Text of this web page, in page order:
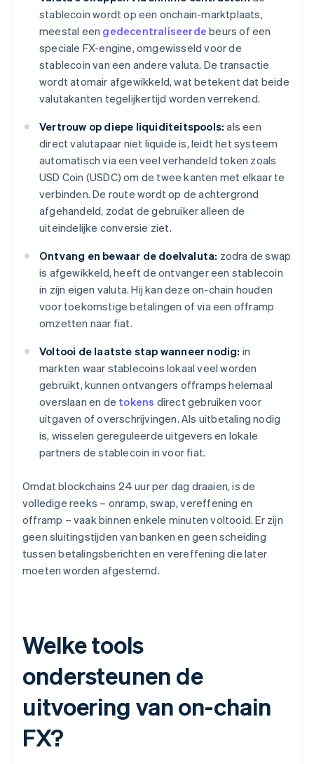
stablecoin wordt op een onchain-marktplaats,
meestal een gedecentraliseerde beurs of een
speciale FX-engine, omgewisseld voor de
stablecoin van een andere valuta. De transactie
wordt atomair afgewikkeld, wat betekent dat beide
valutakanten tegelijkertijd worden verrekend.
Vertrouw op diepe liquiditeitspools: als een
direct valutapaar niet liquide is, leidt het systeem
automatisch via een veel verhandeld token zoals
USD Coin (USDC) om de twee kanten met elkaar te
verbinden. De route wordt op de achtergrond
afgehandeld, zodat de gebruiker alleen de
uiteindelijke conversie ziet.
Ontvang en bewaar de doelvaluta: zodra de swap
is afgewikkeld, heeft de ontvanger een stablecoin
in zijn eigen valuta. Hij kan deze on-chain houden
voor toekomstige betalingen of via een offramp
omzetten naar fiat.
Voltooi de laatste stap wanneer nodig: in
markten waar stablecoins lokaal veel worden
gebruikt, kunnen ontvangers offramps helemaal
overslaan en de tokens direct gebruiken voor
uitgaven of overschrijvingen. Als uitbetaling nodig
is, wisselen gereguleerde uitgevers en lokale
partners de stablecoin in voor fiat.
Omdat blockchains 24 uur per dag draaien, is de
volledige reeks – onramp, swap, vereffening en
offramp – vaak binnen enkele minuten voltooid. Er zijn
geen sluitingstijden van banken en geen scheiding
tussen betalingsberichten en vereffening die later
moeten worden afgestemd.
Welke tools
ondersteunen de
uitvoering van on-chain
FX?